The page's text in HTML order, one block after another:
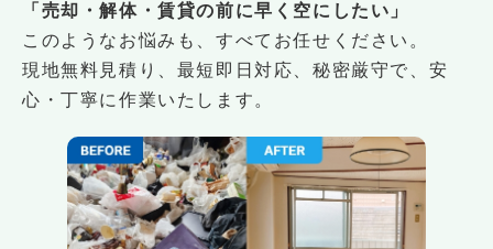
「売却・解体・賃貸の前に早く空にしたい」
このようなお悩みも、すべてお任せください。
現地無料見積り、最短即日対応、秘密厳守で、安
心・丁寧に作業いたします。